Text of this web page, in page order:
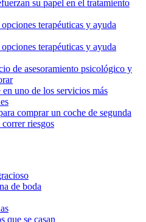
su papel en el tratamiento
terapéuticas y ayuda
terapéuticas y ayuda
de asesoramiento psicológico y
uno de los servicios más
comprar un coche de segunda
riesgos
de boda
que se casan